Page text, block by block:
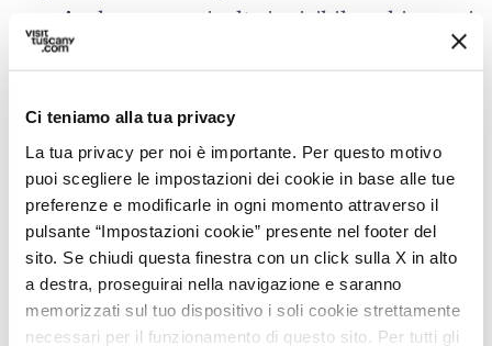
Ci teniamo alla tua privacy
La tua privacy per noi è importante. Per questo motivo
puoi scegliere le impostazioni dei cookie in base alle tue
preferenze e modificarle in ogni momento attraverso il
pulsante “Impostazioni cookie” presente nel footer del
sito. Se chiudi questa finestra con un click sulla X in alto
a destra, proseguirai nella navigazione e saranno
memorizzati sul tuo dispositivo i soli cookie strettamente
necessari per il funzionamento di questo sito. Per tutti gli
speci e che spesso risulta invisibile a chi non vi
si avvicina con pazienza e rispetto, ma che
connettersi in profondità con la natura.
Grazie alla grande varietà di paesaggi
presenti, sono molteplici leattivitàpossibili:
arrampicata,tour in bicicletta,
equitazione,nordic walkingepercorsi
acrobaticiforestali.
Imperdibile la “Lunata” che si svolge ogni